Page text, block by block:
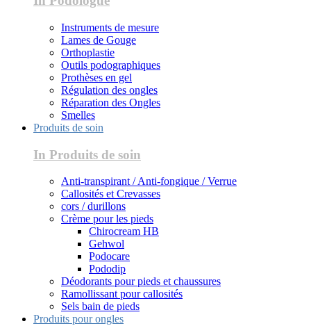
Instruments de mesure
Lames de Gouge
Orthoplastie
Outils podographiques
Prothèses en gel
Régulation des ongles
Réparation des Ongles
Smelles
Produits de soin
In Produits de soin
Anti-transpirant / Anti-fongique / Verrue
Callosités et Crevasses
cors / durillons
Crème pour les pieds
Chirocream HB
Gehwol
Podocare
Pododip
Déodorants pour pieds et chaussures
Ramollissant pour callosités
Sels bain de pieds
Produits pour ongles